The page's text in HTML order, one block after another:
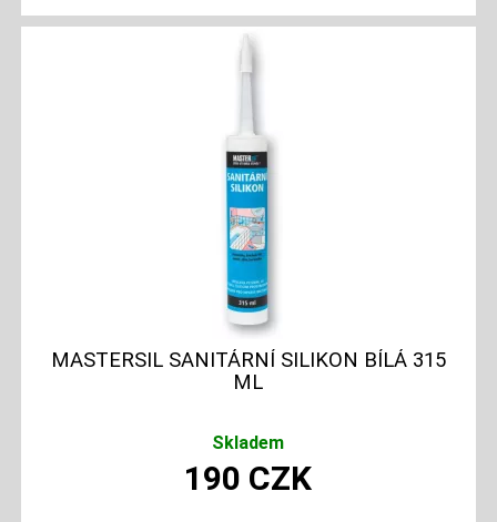
MASTERSIL SANITÁRNÍ SILIKON BÍLÁ 315
ML
Skladem
190 CZK